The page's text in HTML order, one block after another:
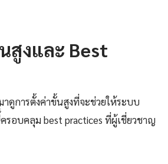
สูงและ Best
าดูการตั้งค่าขั้นสูงที่จะช่วยให้ระบบ
รอบคลุม best practices ที่ผู้เชี่ยวชาญ